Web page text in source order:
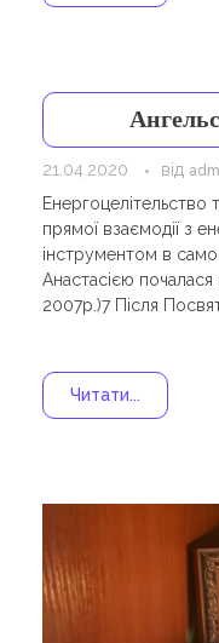
21.04.2020 від
Енергоцелітельство
прямої взаємодії з
інструментом в
Анастасією
2007р.)7 Після
Читати...